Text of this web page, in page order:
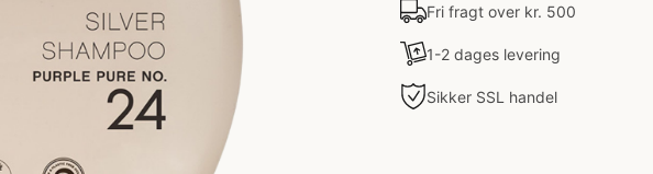
Fri fragt over kr. 500
1-2 dages levering
Sikker SSL handel